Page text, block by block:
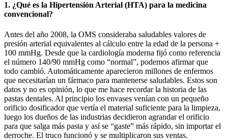
1. ¿Qué es la Hipertensión Arterial (HTA) para la medicina
convencional?
Antes del año 2008, la OMS consideraba saludables valores de
presión arterial equivalentes al cálculo entre la edad de la persona +
100 mmHg. Desde que la cardiología moderna fijó como referencia
el número 140/90 mmHg como “normal”, podemos afirmar que
todo cambió. Automáticamente aparecieron millones de enfermos
que necesitarían un fármaco para mantenerse saludables. Estos son
datos y no es opinión, lo que me hace recordar la historia de las
pastas dentales. Al principio los envases venían con un pequeño
orificio dosificador que vertía el material suficiente para la limpieza,
luego los dueños de las industrias decidieron agrandar el orificio
para que salga más pasta y así se “gaste” más rápido, sin importar el
derroche. El truco funcionó y se multiplicaron sus ventas.